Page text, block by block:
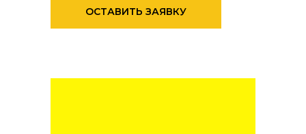
ОСТАВИТЬ ЗАЯВКУ